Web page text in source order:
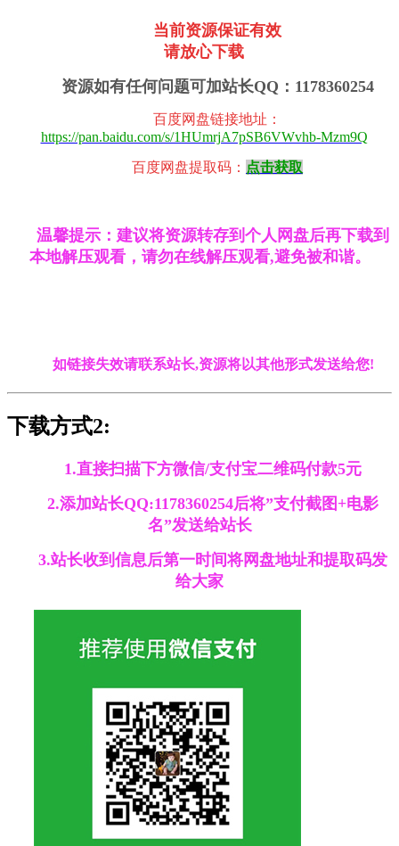
当前资源保证有效
请放心下载
资源如有任何问题可加站长QQ：1178360254
百度网盘链接地址 ：
https://pan.baidu.com/s/1HUmrjA7pSB6VWvhb-Mzm9Q
百度网盘提取码： 点击获取
温馨提示：建议将资源转存到个人网盘后再下载到
本地解压观看，请勿在线解压观看,避免被和谐。
如链接失效请联系站长,资源将以其他形式发送给您!
下载方式2:
1.直接扫描下方微信/支付宝二维码付款5元
2.添加站长QQ:1178360254后将”支付截图+电影
名”发送给站长
3.站长收到信息后第一时间将网盘地址和提取码发
给大家